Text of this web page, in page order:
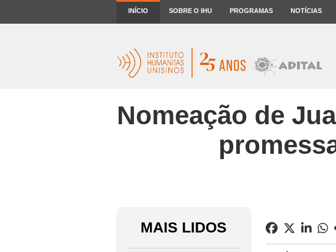
INÍCIO SOBRE O IHU PROGRAMAS NOTÍCIAS
Nomeação de
MAIS LIDOS